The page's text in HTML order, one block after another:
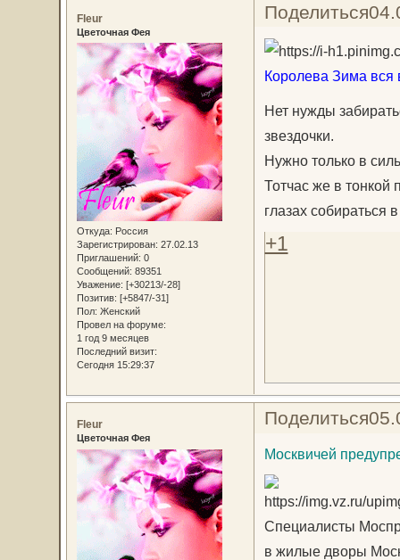
Поделиться
Fleur
Цветочная Фея
Откуда: Россия
Зарегистрирован: 27.02.13
Приглашений: 0
Сообщений: 89351
Уважение: [+30213/-28]
Позитив: [+5847/-31]
Пол: Женский
Провел на форуме:
1 год 9 месяцев
Последний визит:
Сегодня 15:29:37
Королева Зима вся
Нет нужды
звездочки.
Нужно только в
Тотчас же в тонкой
глазах собираться
+1
Поделиться
Fleur
Цветочная Фея
Москвичей
Специалисты
в жилые дворы